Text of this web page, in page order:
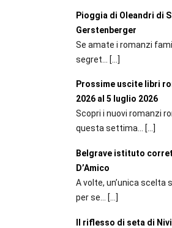
Pioggia di Oleandri di
Gerstenberger
Se amate i romanzi
segret...
[…]
Prossime uscite libri
2026 al 5 luglio 2026
Scopri i nuovi romanzi
questa settima... […]
Belgrave istituto
D’Amico
A volte, un’unica scelta
per se...
[…]
Il riflesso di seta di